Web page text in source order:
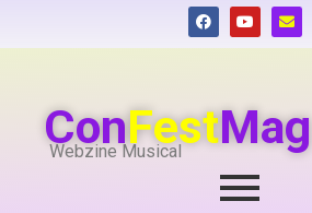
ConFestMag
Webzine Musical